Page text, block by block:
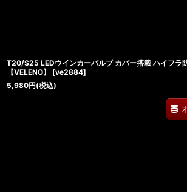
T20/S25 LEDウインカーバルブ カバー搭載 ハイフ
【VELENO】
[ve2884]
5,980円(税込)